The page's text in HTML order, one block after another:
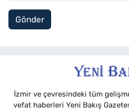
Gönder
İzmir ve çevresindeki tüm
vefat haberleri Yeni Bakış